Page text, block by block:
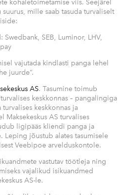
kohaletoimetamise viis. Seejärel
suurus, mille saab tasuda turvaliselt
Swedbank, SEB, Luminor, LHV,
vajutada kindlasti panga lehel
juurde“.
AS. Tasumine toimub
keskkonnas – pangalingiga
turvalises keskkonnas ja
Maksekeskus AS turvalises
ligipääs kliendi panga ja
Leping jõustub alates tasumisele
Veebipoe arvelduskontole.
vastutav töötleja ning
vajalikud isikuandmed
AS-le.